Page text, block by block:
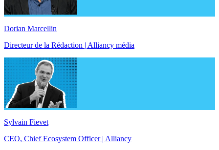
Dorian Marcellin
Directeur de la Rédaction | Alliancy média
Sylvain Fievet
CEO, Chief Ecosystem Officer | Alliancy